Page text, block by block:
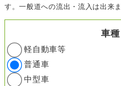
す。一般道への流出・流入は出来ま
車種
軽自動車等
普通車
中型車